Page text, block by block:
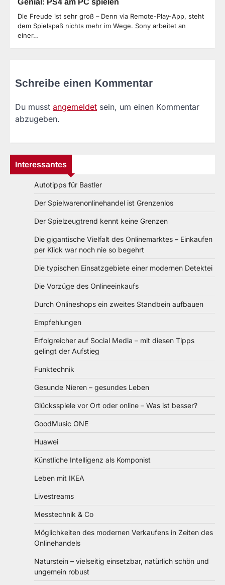
Die Freude ist sehr groß – Denn via Remote-Play-App, steht
dem Spielspaß nichts mehr im Wege. Sony arbeitet an
einer…
Schreibe einen Kommentar
Du musst angemeldet sein, um einen Kommentar
abzugeben.
Interessantes
Autotipps für Bastler
Der Spielwarenonlinehandel ist Grenzenlos
Der Spielzeugtrend kennt keine Grenzen
Die gigantische Vielfalt des Onlinemarktes – Einkaufen
per Klick war noch nie so begehrt
Die typischen Einsatzgebiete einer modernen Detektei
Die Vorzüge des Onlineeinkaufs
Durch Onlineshops ein zweites Standbein aufbauen
Empfehlungen
Erfolgreicher auf Social Media – mit diesen Tipps
gelingt der Aufstieg
Funktechnik
Gesunde Nieren – gesundes Leben
Glücksspiele vor Ort oder online – Was ist besser?
GoodMusic ONE
Huawei
Künstliche Intelligenz als Komponist
Leben mit IKEA
Livestreams
Messtechnik & Co
Möglichkeiten des modernen Verkaufens in Zeiten des
Onlinehandels
Naturstein – vielseitig einsetzbar, natürlich schön und
ungemein robust